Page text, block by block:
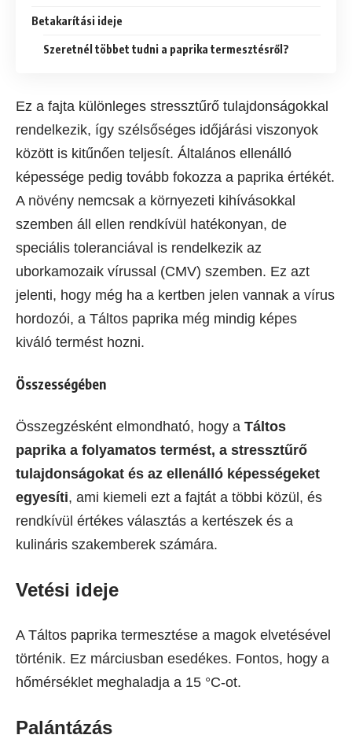
Betakarítási ideje
Szeretnél többet tudni a paprika termesztésről?
Ez a fajta különleges stressztűrő tulajdonságokkal
rendelkezik, így szélsőséges időjárási viszonyok
között is kitűnően teljesít. Általános ellenálló
képessége pedig tovább fokozza a paprika értékét.
A növény nemcsak a környezeti kihívásokkal
szemben áll ellen rendkívül hatékonyan, de
speciális toleranciával is rendelkezik az
uborkamozaik vírussal (CMV) szemben. Ez azt
jelenti, hogy még ha a kertben jelen vannak a vírus
hordozói, a Táltos paprika még mindig képes
kiváló termést hozni.
Összességében
Összegzésként elmondható, hogy a Táltos
paprika a folyamatos termést, a stressztűrő
tulajdonságokat és az ellenálló képességeket
egyesíti, ami kiemeli ezt a fajtát a többi közül, és
rendkívül értékes választás a kertészek és a
kulináris szakemberek számára.
Vetési ideje
A Táltos paprika termesztése a magok elvetésével
történik. Ez márciusban esedékes. Fontos, hogy a
hőmérséklet meghaladja a 15 °C-ot.
Palántázás